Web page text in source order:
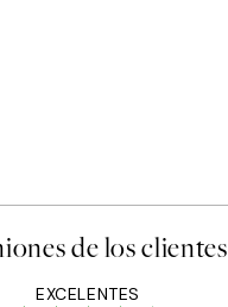
de los clientes
EXCELENTES